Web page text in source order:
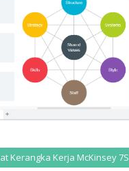
Kerangka Kerja McKinsey 7S